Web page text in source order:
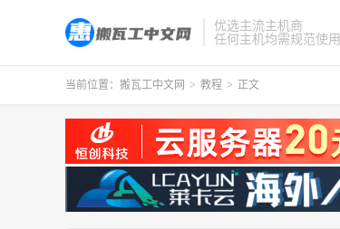
优选主流主机商
任何主机均需规范使用
当前位置： 搬瓦工中文网 > 教程 > 正文